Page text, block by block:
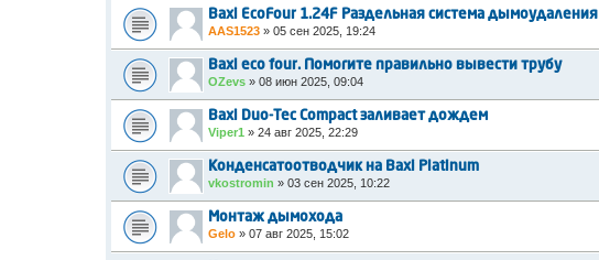
Baxi EcoFour 1.24F Раздельная система дымоудаления
AAS1523 » 05 сен 2025, 19:24
Baxi eco four. Помогите правильно вывести трубу
OZevs » 08 июн 2025, 09:04
Baxi Duo-Tec Compact заливает дождем
Viper1 » 24 авг 2025, 22:29
Конденсатоотводчик на Baxi Platinum
vkostromin » 03 сен 2025, 10:22
Монтаж дымохода
Gelo » 07 авг 2025, 15:02